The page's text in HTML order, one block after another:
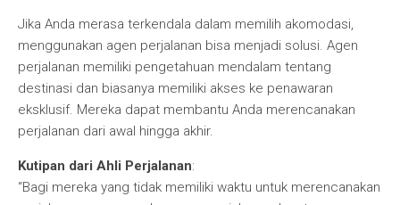
Jika Anda merasa terkendala dalam memilih akomodasi,
menggunakan agen perjalanan bisa menjadi solusi. Agen
perjalanan memiliki pengetahuan mendalam tentang
destinasi dan biasanya memiliki akses ke penawaran
eksklusif. Mereka dapat membantu Anda merencanakan
perjalanan dari awal hingga akhir.
Kutipan dari Ahli Perjalanan:
“Bagi mereka yang tidak memiliki waktu untuk merencanakan